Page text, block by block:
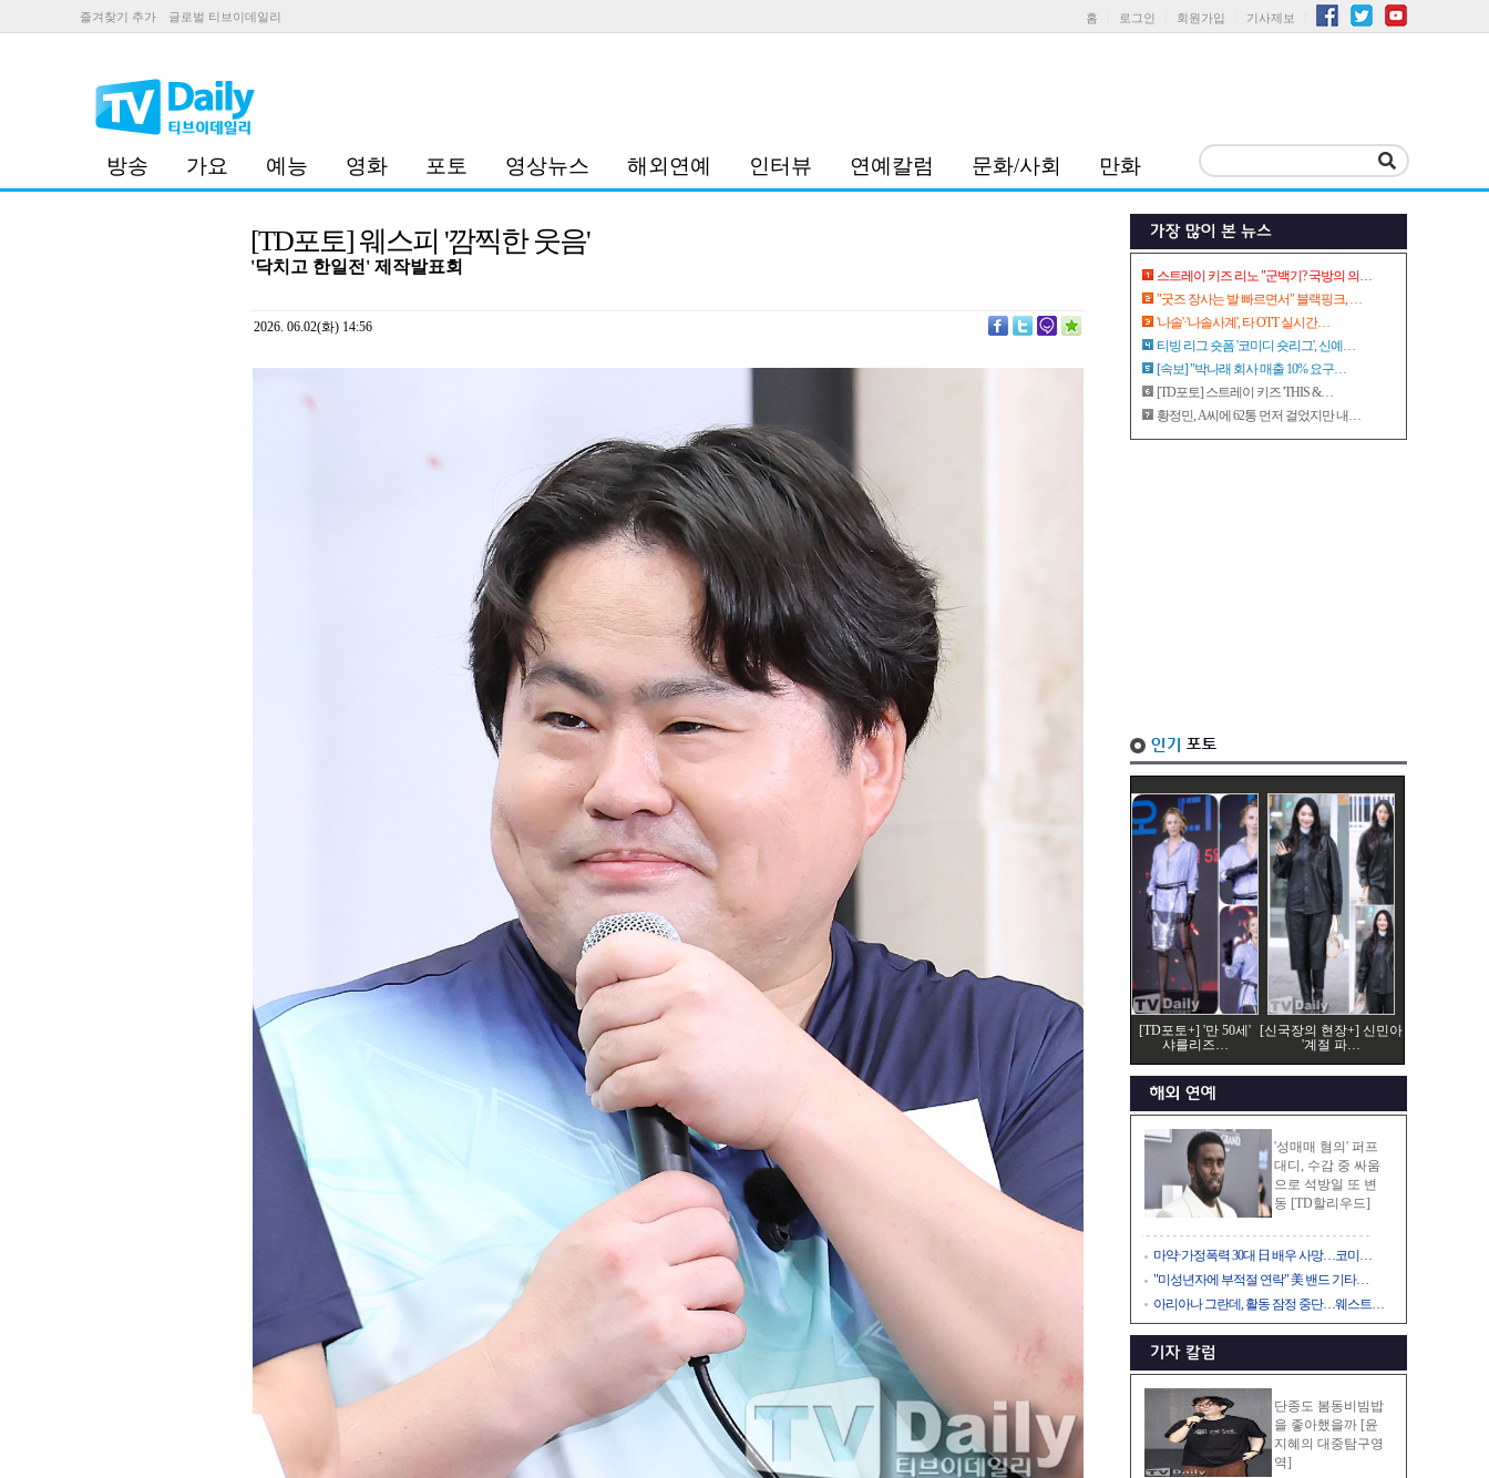
즐겨찾기 추가 글로벌 티브이데일리 홈 로그인 회원가입 기사제보
방송 가요 예능 영화 포토 영상뉴스 해외연예 인터뷰 연예칼럼 문화/사회 만화
[TD포토] 웨스피 '깜찍한 웃음'
'닥치고 한일전' 제작발표회
2026. 06.02(화) 14:56
스트레이 키즈 리노 "군백기? 국방의 의…
"굿즈 장사는 발 빠르면서" 블랙핑크, …
'나솔'·'나솔사계', 타 OTT 실시간…
티빙 리그 숏폼 '코미디 숏리그', 신예…
[속보] "박나래 회사 매출 10% 요구…
[TD포토] 스트레이 키즈 'THIS &…
황정민, A씨에 62통 먼저 걸었지만 내…
[TD포토+] '만 50세'
샤를리즈…
[신국장의 현장+] 신민아
'계절 파…
'성매매 혐의' 퍼프
대디, 수감 중 싸움
으로 석방일 또 변
동 [TD할리우드]
마약·가정폭력 30대 日 배우 사망…코미…
"미성년자에 부적절 연락" 美 밴드 기타…
아리아나 그란데, 활동 잠정 중단…웨스트…
단종도 봄동비빔밥
을 좋아했을까 [윤
지혜의 대중탐구영
역]